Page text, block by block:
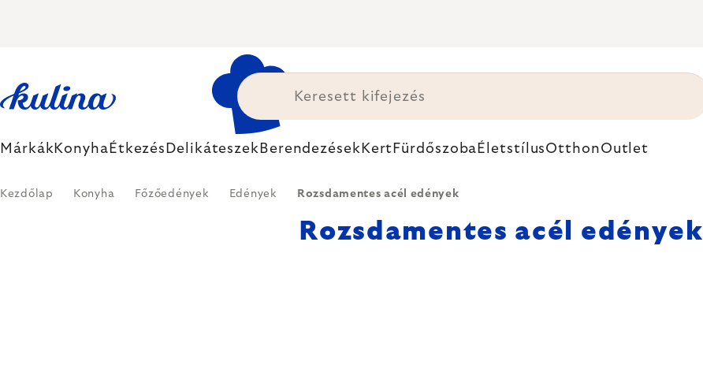
MárkákKonyha Étkezés Delikáteszek Berendezések Kert Fürdőszoba ÉletstílusOtthonOutlet
Kezdőlap Konyha Főzőedények Edények Rozsdamentes acél edények
Rozsdamentes acél edények